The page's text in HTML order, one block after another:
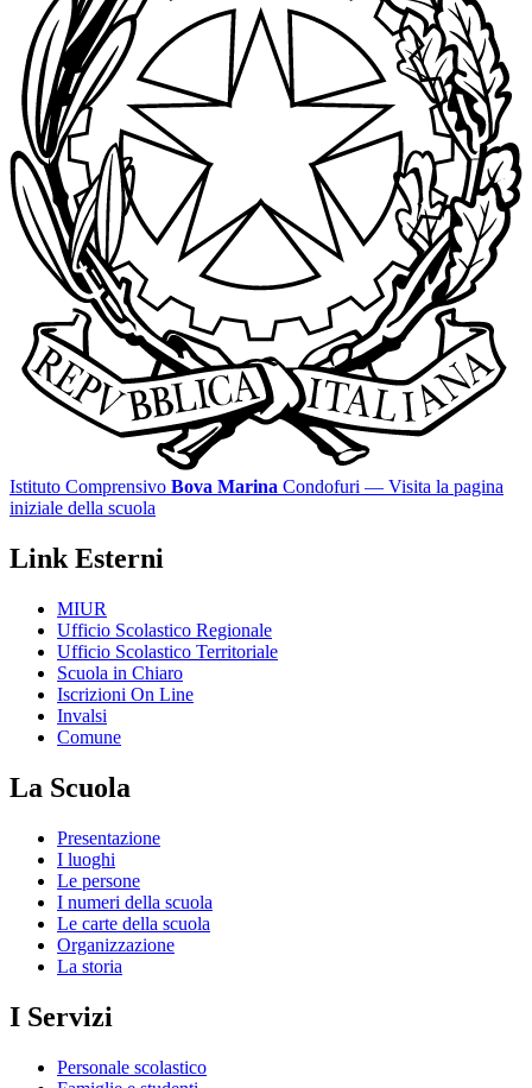
Istituto Comprensivo Bova Marina Condofuri — Visita la pagina
iniziale della scuola
Link Esterni
MIUR
Ufficio Scolastico Regionale
Ufficio Scolastico Territoriale
Scuola in Chiaro
Iscrizioni On Line
Invalsi
Comune
La Scuola
Presentazione
I luoghi
Le persone
I numeri della scuola
Le carte della scuola
Organizzazione
La storia
I Servizi
Personale scolastico